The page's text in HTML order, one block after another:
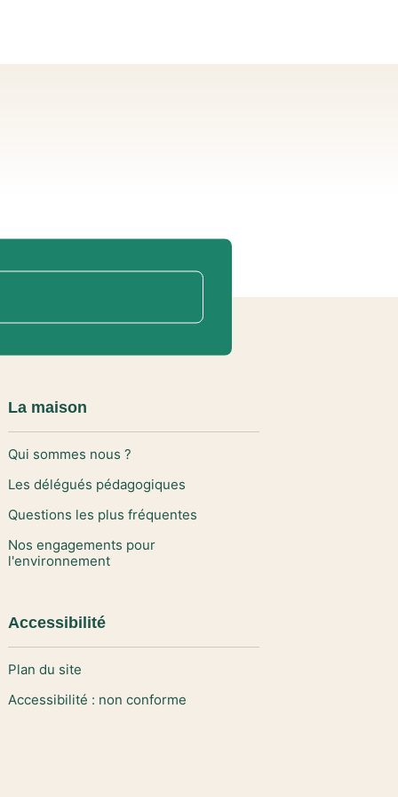
La maison
Qui sommes nous ?
Les délégués pédagogiques
Questions les plus fréquentes
Nos engagements pour
l'environnement
Accessibilité
Plan du site
Accessibilité : non conforme